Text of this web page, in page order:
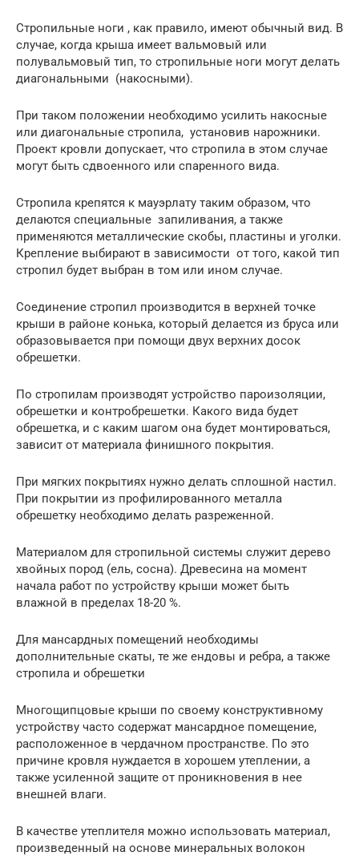
Стропильные ноги , как правило, имеют обычный вид. В
случае, когда крыша имеет вальмовый или
полувальмовый тип, то стропильные ноги могут делать
диагональными (накосными).
При таком положении необходимо усилить накосные
или диагональные стропила, установив нарожники.
Проект кровли допускает, что стропила в этом случае
могут быть сдвоенного или спаренного вида.
Стропила крепятся к мауэрлату таким образом, что
делаются специальные запиливания, а также
применяются металлические скобы, пластины и уголки.
Крепление выбирают в зависимости от того, какой тип
стропил будет выбран в том или ином случае.
Соединение стропил производится в верхней точке
крыши в районе конька, который делается из бруса или
образовывается при помощи двух верхних досок
обрешетки.
По стропилам производят устройство пароизоляции,
обрешетки и контробрешетки. Какого вида будет
обрешетка, и с каким шагом она будет монтироваться,
зависит от материала финишного покрытия.
При мягких покрытиях нужно делать сплошной настил.
При покрытии из профилированного металла
обрешетку необходимо делать разреженной.
Материалом для стропильной системы служит дерево
хвойных пород (ель, сосна). Древесина на момент
начала работ по устройству крыши может быть
влажной в пределах 18-20 %.
Для мансардных помещений необходимы
дополнительные скаты, те же ендовы и ребра, а также
стропила и обрешетки
Многощипцовые крыши по своему конструктивному
устройству часто содержат мансардное помещение,
расположенное в чердачном пространстве. По это
причине кровля нуждается в хорошем утеплении, а
также усиленной защите от проникновения в нее
внешней влаги.
В качестве утеплителя можно использовать материал,
произведенный на основе минеральных волокон